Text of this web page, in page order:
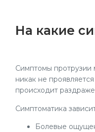
На какие
Симптомы протрузии
никак не
происходит
Симптоматика
Болевые